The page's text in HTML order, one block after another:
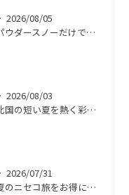
2026/08/05
パウダースノーだけではない魅力「ニセコ民泊のススメ」【ニセコ 民泊 管理 運営代行】
2026/08/03
北国の短い夏を熱く彩る！8月の注目イベント 【札幌 民泊 管理 運営代行】
2026/07/31
夏のニセコ旅をお得に「ニセコサマーパス」とは？ 【札幌 民泊 管理 運営代行】